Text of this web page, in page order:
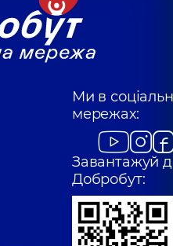
Ми в
мережах:
Завантажуй
Добробут: